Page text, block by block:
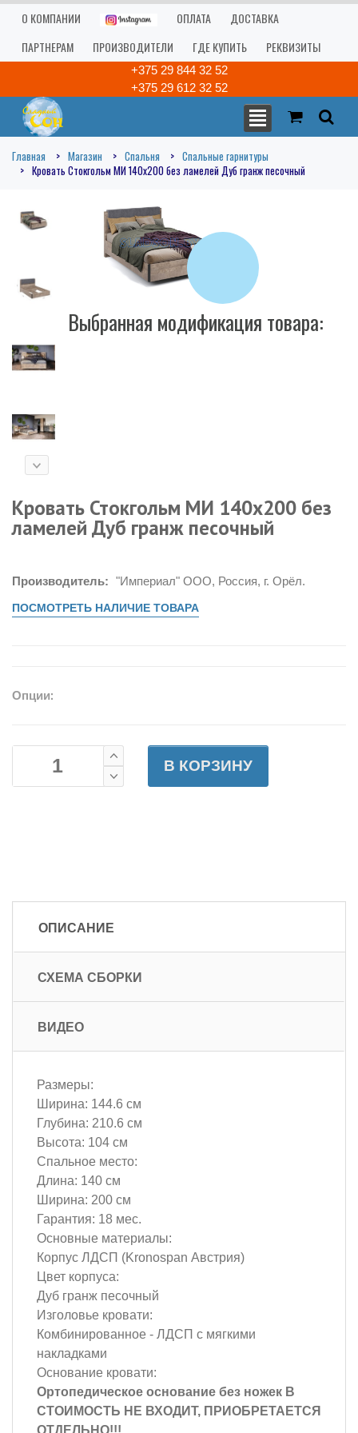
О КОМПАНИИ ОПЛАТА
ДОСТАВКА
ПАРТНЕРАМ
ПРОИЗВОДИТЕЛИ ГДЕ КУПИТЬ РЕКВИЗИТЫ
+375 29 844 32 52
+375 29 612 32 52
Главная Магазин Спальня
Спальные гарнитуры
Кровать Стокгольм МИ 140х200 без ламелей Дуб гранж песочный
Выбранная модификация товара:
Кровать Стокгольм МИ 140х200 без
ламелей Дуб гранж песочный
Производитель: "Империал" ООО, Россия, г. Орёл.
ПОСМОТРЕТЬ НАЛИЧИЕ ТОВАРА
Опции:
В КОРЗИНУ
ОПИСАНИЕ
СХЕМА СБОРКИ
ВИДЕО
Размеры:
Ширина: 144.6 см
Глубина: 210.6 см
Высота: 104 см
Спальное место:
Длина: 140 см
Ширина: 200 см
Гарантия: 18 мес.
Основные материалы:
Корпус ЛДСП (Kronospan Австрия)
Цвет корпуса:
Дуб гранж песочный
Изголовье кровати:
Комбинированное - ЛДСП с мягкими
накладками
Основание кровати:
Ортопедическое основание без ножек В
СТОИМОСТЬ НЕ ВХОДИТ, ПРИОБРЕТАЕТСЯ
ОТДЕЛЬНО!!!